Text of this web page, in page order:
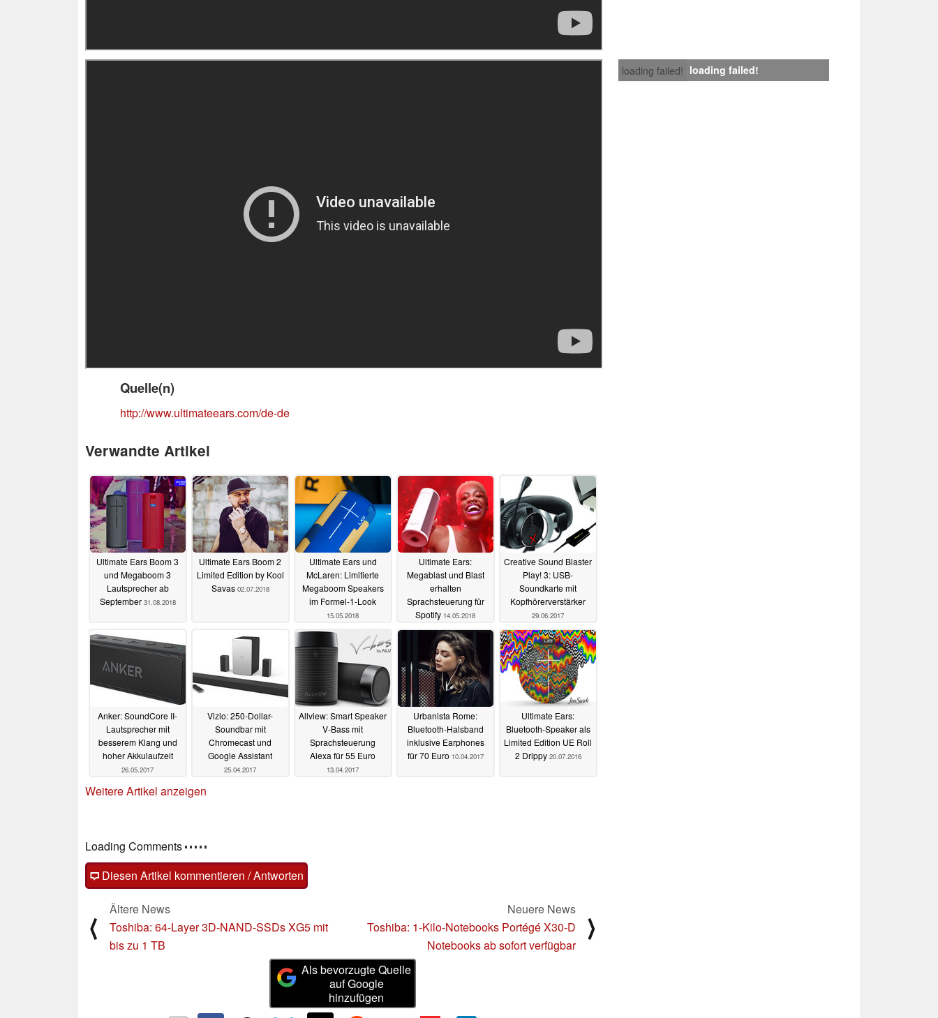
loading failed! loading failed!
Quelle(n)
http://www.ultimateears.com/de-de
Verwandte Artikel
Ultimate Ears Boom 3
und Megaboom 3
Lautsprecher ab
September 31.08.2018
Ultimate Ears Boom 2
Limited Edition by Kool
Savas 02.07.2018
Ultimate Ears und
McLaren: Limitierte
Megaboom Speakers
im Formel-1-Look
15.05.2018
Ultimate Ears:
Megablast und Blast
erhalten
Sprachsteuerung für
Spotify 14.05.2018
Creative Sound Blaster
Play! 3: USB-
Soundkarte mit
Kopfhörerverstärker
29.06.2017
Anker: SoundCore II-
Lautsprecher mit
besserem Klang und
hoher Akkulaufzeit
26.05.2017
Vizio: 250-Dollar-
Soundbar mit
Chromecast und
Google Assistant
25.04.2017
Allview: Smart Speaker
V-Bass mit
Sprachsteuerung
Alexa für 55 Euro
13.04.2017
Urbanista Rome:
Bluetooth-Halsband
inklusive Earphones
für 70 Euro 10.04.2017
Ultimate Ears:
Bluetooth-Speaker als
Limited Edition UE Roll
2 Drippy 20.07.2016
Weitere Artikel anzeigen
Loading Comments
Diesen Artikel kommentieren / Antworten
⟨
Ältere News
Toshiba: 64-Layer 3D-NAND-SSDs XG5 mit
bis zu 1 TB
Neuere News
Toshiba: 1-Kilo-Notebooks Portégé X30-D
Notebooks ab sofort verfügbar
⟩
Als bevorzugte Quelle
auf Google
hinzufügen